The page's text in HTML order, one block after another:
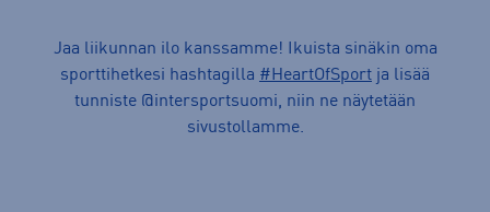
Jaa liikunnan ilo kanssamme! Ikuista sinäkin oma
sporttihetkesi hashtagilla #HeartOfSport ja lisää
tunniste @intersportsuomi, niin ne näytetään
sivustollamme.